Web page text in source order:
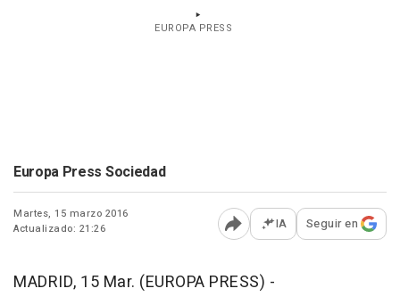
EUROPA PRESS
Europa Press Sociedad
Martes, 15 marzo 2016
Actualizado: 21:26
Abrir opciones para
IA Seguir en
MADRID, 15 Mar. (EUROPA PRESS) -